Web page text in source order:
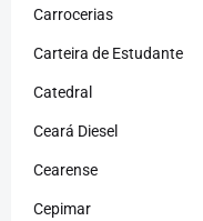
Carrocerias
Carteira de Estudante
Catedral
Ceará Diesel
Cearense
Cepimar